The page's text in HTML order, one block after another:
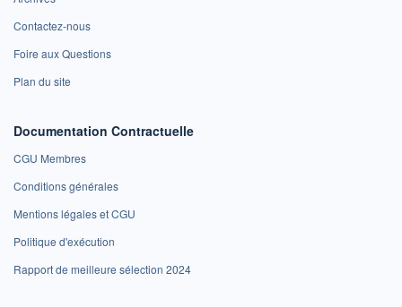
Contactez-nous
Foire aux Questions
Plan du site
Documentation Contractuelle
CGU Membres
Conditions générales
Mentions légales et CGU
Politique d'exécution
Rapport de meilleure sélection 2024